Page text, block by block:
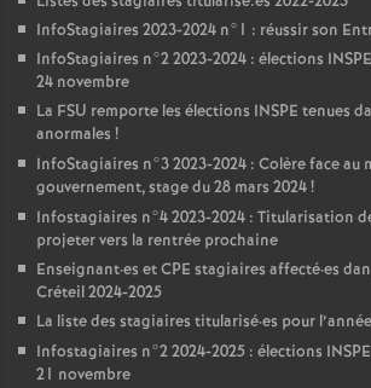
InfoStagiaires 2023-2024 n°1 : réussir son
InfoStagiaires n°2 2023-2024 : élections INSPE
24 novembre
La FSU remporte les élections INSPE tenues
anormales !
InfoStagiaires n°3 2023-2024 : Colère face au
gouvernement, stage du 28 mars 2024!
Infostagiaires n°4 2023-2024 : Titularisation
projeter vers la rentrée prochaine
Enseignant·es etCPE stagiaires affecté·es
Créteil 2024-2025
La liste des stagiaires titularisé·es pour
Infostagiaires n°2 2024-2025 : élections INSPE
21 novembre